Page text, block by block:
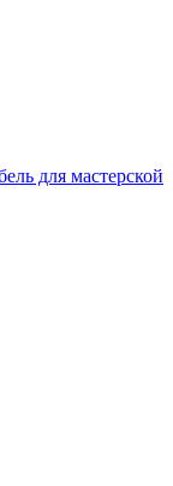
для мастерской